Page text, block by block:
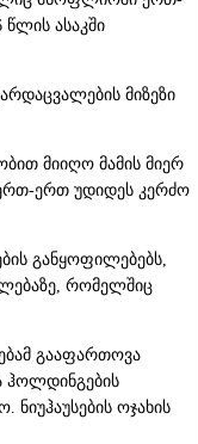
ასაკში
მიზეზი
მიიღო მამის მიერ
ერთ უდიდეს კერძო
განყოფილებებს,
რომელშიც
გააფართოვა
ჰოლდინგების
ოჯახის